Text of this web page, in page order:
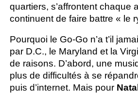
quartiers, s’affrontent
continuent de faire battre « le
Pourquoi le Go-Go n’a t’il
par D.C., le Maryland et la
de raisons. D’abord, une
plus de difficultés à se
puis d’internet. Mais pour